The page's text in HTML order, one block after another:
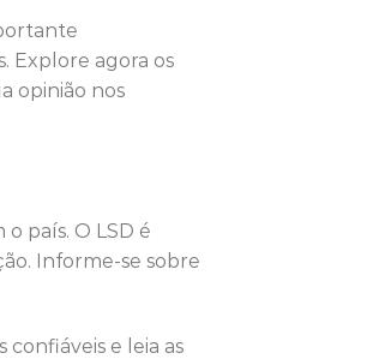
Explore agora os
opinião nos
país. O LSD é
Informe-se sobre
​​e leia as